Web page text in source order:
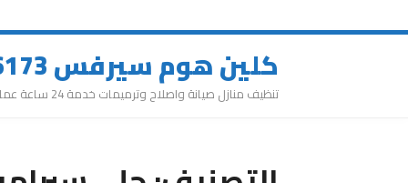
كلين هوم سيرفس 0543626173
تنظيف منازل صيانة واصلاح وترميمات خدمة 24 ساعة عمالة مميزة